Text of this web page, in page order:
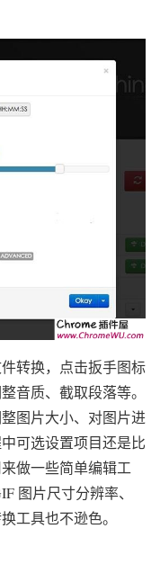
转换，点击扳手图标
音质、截取段落等。
图片大小、对图片进
可选设置项目还是比
做一些简单编辑工
图片尺寸分辨率、
工具也不逊色。